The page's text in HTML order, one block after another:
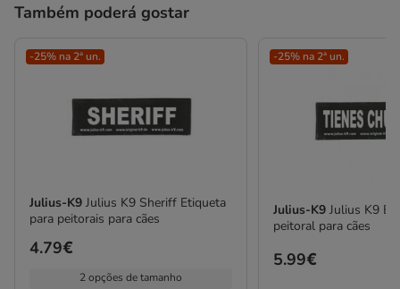
Também poderá gostar
-25% na 2ª un.
Julius-K9 Julius K9 Sheriff Etiqueta
para peitorais para cães
Preço
4.79€
2 opções de tamanho
-25% na 2ª un.
Julius-K9Julius K9
peitoral para cães
Preço
5.99€